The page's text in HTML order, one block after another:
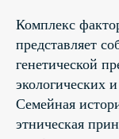
Комплекс
представляет
генетической
экологических
Семейная
этническая